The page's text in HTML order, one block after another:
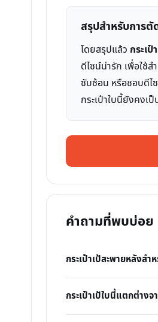
สรุปสำหรับการตั
โดยสรุปแล้ว กระเ
ดีไซน์น่ารัก เพื่อใช้
ซับซ้อน หรือชอบดีไ
กระเป๋าใบนี้ยังคง
คำถามที่พบบ่อย
กระเป๋าเป้สะพายหลังส
กระเป๋าเป้ใบนี้แตกต่างจ